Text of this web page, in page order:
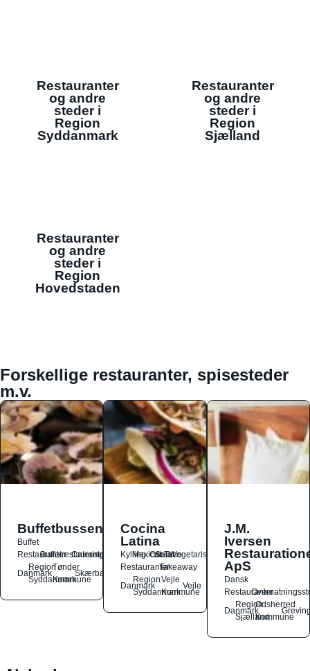
Restauranter
og andre
steder i
Region
Syddanmark
Restauranter
og andre
steder i
Region
Sjælland
Restauranter
og andre
steder i
Region
Hovedstaden
Forskellige restauranter, spisesteder
m.v.
Buffetbussen
Buffet
Restauranter
Buffetrestauranter
Catering
Danmark
Region
Syddanmark
Tønder
Kommune
Skærbæk
Cocina
Latina
Kylling
Mexicansk
OstSalat
TacoVegetarisk
RestauranterTakeaway
Danmark
Region
Syddanmark
Vejle
Kommune
Vejle
J.M.
Iversen
ApS
Dansk
Restauranter
Danmark
Region
Sjælland
Odsherred
Kommune